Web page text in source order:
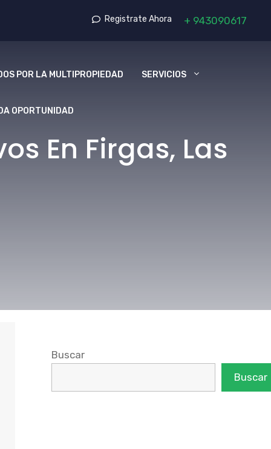
Registrate Ahora + 943090617
POR LA MULTIPROPIEDAD SERVICIOS
OPORTUNIDAD
En Firgas, Las
Buscar
Buscar